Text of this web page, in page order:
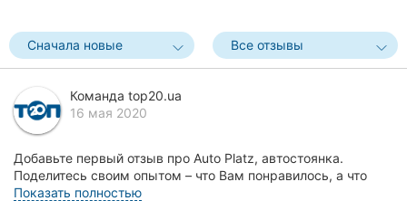
Полтава
Чернигов
Черновцы
Сначала новые Все отзывы
Команда top20.ua
16 мая 2020
Добавьте первый отзыв про Auto Platz, автостоянка.
Поделитесь своим опытом – что Вам понравилось, а что
нет! Это поможет другим жителям Кропивницкого...
Показать полностью